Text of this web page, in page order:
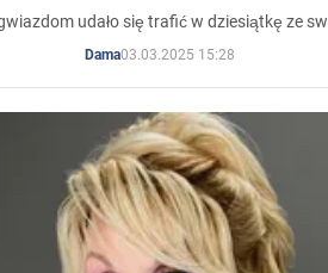
udało się trafić w dziesiątkę ze
Dama03.03.2025 15:28